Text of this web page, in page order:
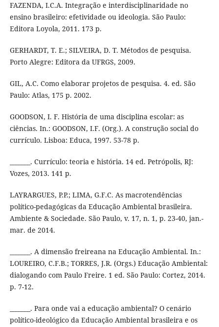
FAZENDA, I.C.A. Integração e interdisciplinaridade no
ensino brasileiro: efetividade ou ideologia. São Paulo:
Editora Loyola, 2011. 173 p.
GERHARDT, T. E.; SILVEIRA, D. T. Métodos de pesquisa.
Porto Alegre: Editora da UFRGS, 2009.
GIL, A.C. Como elaborar projetos de pesquisa. 4. ed. São
Paulo: Atlas, 175 p. 2002.
GOODSON, I. F. História de uma disciplina escolar: as
ciências. In.: GOODSON, I.F. (Org.). A construção social do
currículo. Lisboa: Educa, 1997. 53-78 p.
_______. Currículo: teoria e história. 14 ed. Petrópolis, RJ:
Vozes, 2013. 141 p.
LAYRARGUES, P.P.; LIMA, G.F.C. As macrotendências
político-pedagógicas da Educação Ambiental brasileira.
Ambiente & Sociedade. São Paulo, v. 17, n. 1, p. 23-40, jan.-
mar. de 2014.
_______. A dimensão freireana na Educação Ambiental. In.:
LOUREIRO, C.F.B.; TORRES, J.R. (Orgs.) Educação Ambiental:
dialogando com Paulo Freire. 1 ed. São Paulo: Cortez, 2014.
p. 7-12.
_______. Para onde vai a educação ambiental? O cenário
político-ideológico da Educação Ambiental brasileira e os